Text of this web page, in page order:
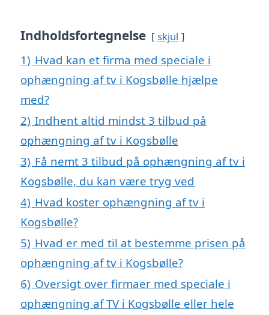
Indholdsfortegnelse skjul
1) Hvad kan et firma med speciale i
ophængning af tv i Kogsbølle hjælpe
med?
2) Indhent altid mindst 3 tilbud på
ophængning af tv i Kogsbølle
3) Få nemt 3 tilbud på ophængning af tv i
Kogsbølle, du kan være tryg ved
4) Hvad koster ophængning af tv i
Kogsbølle?
5) Hvad er med til at bestemme prisen på
ophængning af tv i Kogsbølle?
6) Oversigt over firmaer med speciale i
ophængning af TV i Kogsbølle eller hele